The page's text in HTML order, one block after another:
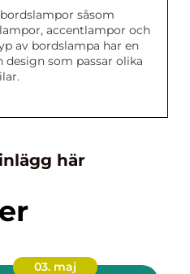
såsom
accentlampor och
av bordslampa har en
som passar olika
här
03. maj